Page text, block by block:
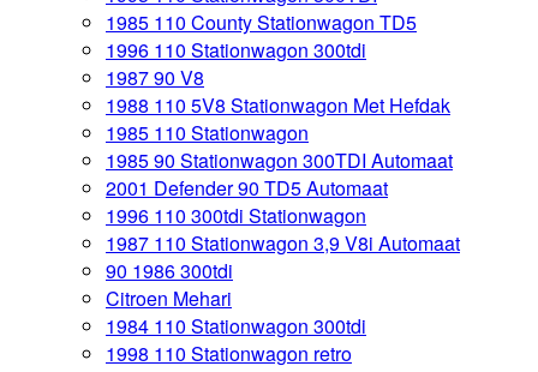
1985 110 County Stationwagon TD5
1996 110 Stationwagon 300tdi
1987 90 V8
1988 110 5V8 Stationwagon Met Hefdak
1985 110 Stationwagon
1985 90 Stationwagon 300TDI Automaat
2001 Defender 90 TD5 Automaat
1996 110 300tdi Stationwagon
1987 110 Stationwagon 3,9 V8i Automaat
90 1986 300tdi
Citroen Mehari
1984 110 Stationwagon 300tdi
1998 110 Stationwagon retro